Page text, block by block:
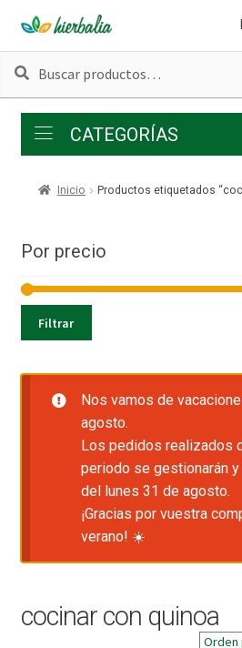
Ir
a
la
navegación
Ir
al
contenido
Buscar
Buscar
CATEGORÍAS
Inicio Productos etiquetados
Por precio
Filtrar
Nos vamos de
agosto.
Los pedidos realizados
periodo se gestionarán y
del lunes 31 de agosto.
¡Gracias por vuestra
verano! ☀️
cocinar con quinoa